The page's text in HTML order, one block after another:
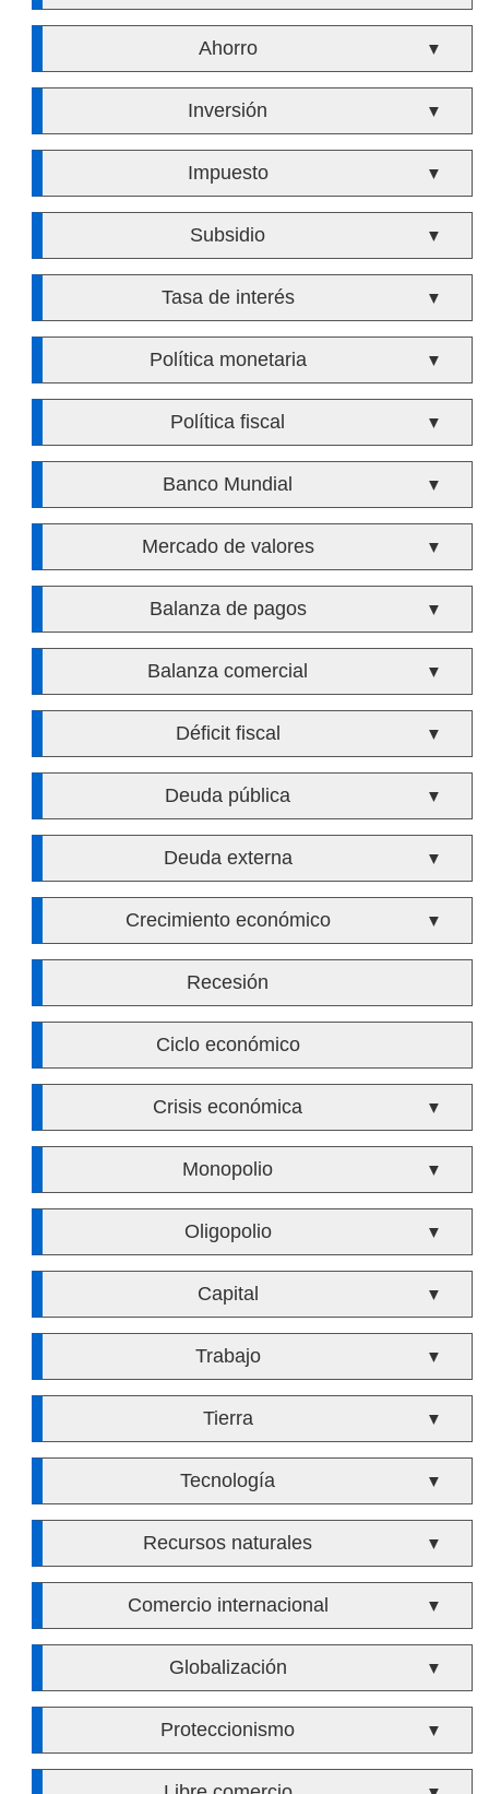
Ahorro ▼
Inversión ▼
Impuesto ▼
Subsidio ▼
Tasa de interés ▼
Política monetaria ▼
Política fiscal ▼
Banco Mundial ▼
Mercado de valores ▼
Balanza de pagos ▼
Balanza comercial ▼
Déficit fiscal ▼
Deuda pública ▼
Deuda externa ▼
Crecimiento económico ▼
Recesión
Ciclo económico
Crisis económica ▼
Monopolio ▼
Oligopolio ▼
Capital ▼
Trabajo ▼
Tierra ▼
Tecnología ▼
Recursos naturales ▼
Comercio internacional ▼
Globalización ▼
Proteccionismo ▼